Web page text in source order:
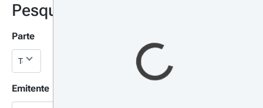
Pesquisa
Parte
Emitente